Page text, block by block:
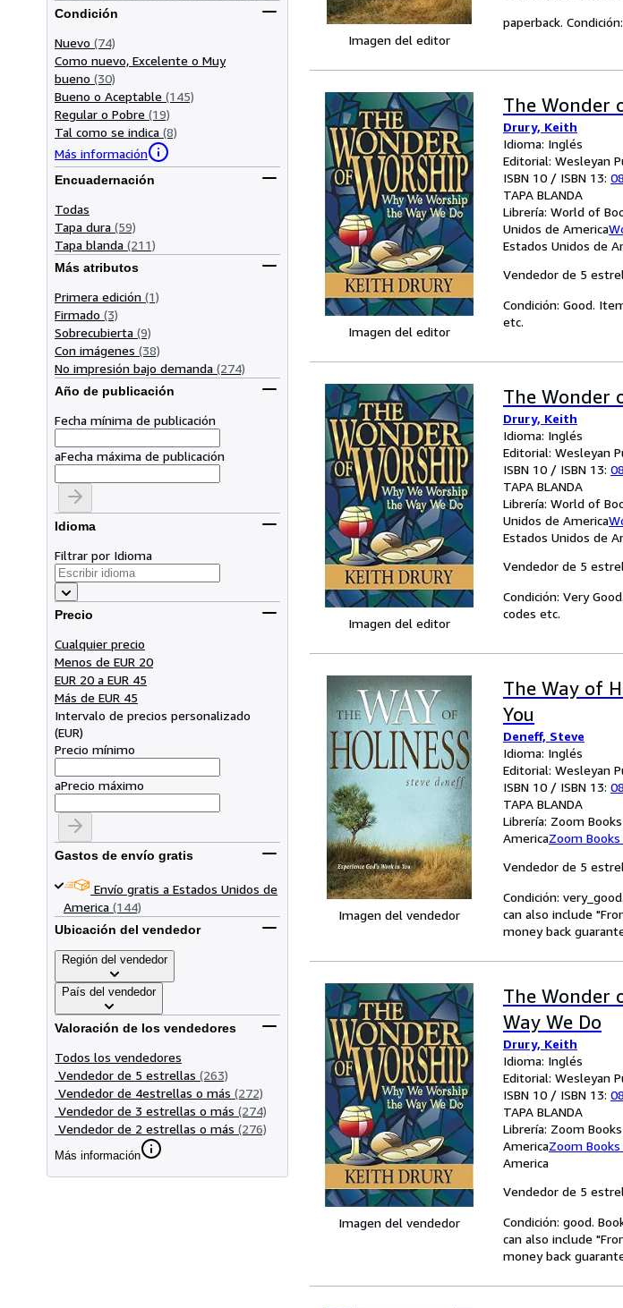
Condición
Nuevo (74)
Como nuevo, Excelente o Muy
bueno (30)
Bueno o Aceptable (145)
Regular o Pobre (19)
Tal como se indica (8)
Más información
Encuadernación
Todas
Tapa dura (59)
Tapa blanda (211)
Más atributos
Primera edición (1)
Firmado (3)
Sobrecubierta (9)
Con imágenes (38)
No impresión bajo demanda (274)
Año de publicación
Fecha mínima de publicación
aFecha máxima de publicación
Idioma
Filtrar por Idioma
Precio
Cualquier precio
Menos de EUR 20
EUR 20 a EUR 45
Más de EUR 45
Intervalo de precios personalizado
(EUR)
Precio mínimo
aPrecio máximo
Gastos de envío gratis
Envío gratis a Estados Unidos de
America (144)
Ubicación del vendedor
Región del vendedor
País del vendedor
Valoración de los vendedores
Todos los vendedores
Vendedor de 5 estrellas (263)
Vendedor de 4estrellas o más (272)
Vendedor de 3 estrellas o más (274)
Vendedor de 2 estrellas o más (276)
Más información
Imagen del editor
paperback.
Imagen del editor
The Wonder
Drury, Keith
Idioma: Inglés
Editorial: Wesleyan
ISBN 10 / ISBN 13:
TAPA BLANDA
Librería: World of
Unidos de America
Estados Unidos de
Vendedor de 5
Condición: Good.
etc.
Imagen del editor
The Wonder
Drury, Keith
Idioma: Inglés
Editorial: Wesleyan
ISBN 10 / ISBN 13:
TAPA BLANDA
Librería: World of
Unidos de America
Estados Unidos de
Vendedor de 5
Condición: Very
codes etc.
Imagen del vendedor
The Way of
You
Deneff, Steve
Idioma: Inglés
Editorial: Wesleyan
ISBN 10 / ISBN 13:
TAPA BLANDA
Librería: Zoom
AmericaZoom Books
Vendedor de 5
Condición:
can also include
money back
Imagen del vendedor
The Wonder
Way We Do
Drury, Keith
Idioma: Inglés
Editorial: Wesleyan
ISBN 10 / ISBN 13:
TAPA BLANDA
Librería: Zoom
AmericaZoom Books
America
Vendedor de 5
Condición: good.
can also include
money back